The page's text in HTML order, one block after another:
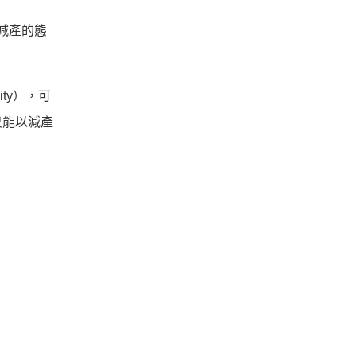
產的態
），可
以減產